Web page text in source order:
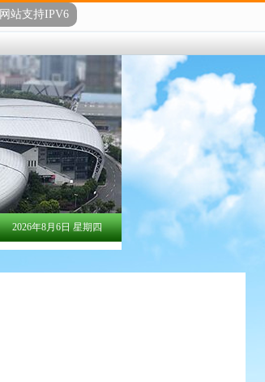
网站支持IPV6
2026年8月6日 星期四